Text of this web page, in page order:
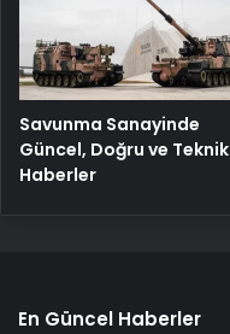
Savunma Sanayinde
Güncel, Doğru ve Teknik
Haberler
En Güncel Haberler